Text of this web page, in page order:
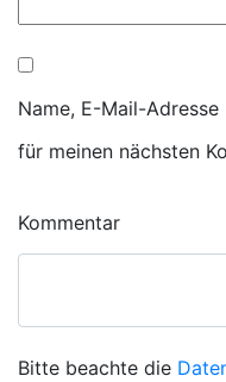
Name, E-Mail-
für meinen nächsten
Kommentar
Bitte beachte die